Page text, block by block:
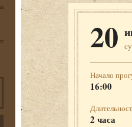
20
Начало
16:00
2 часа